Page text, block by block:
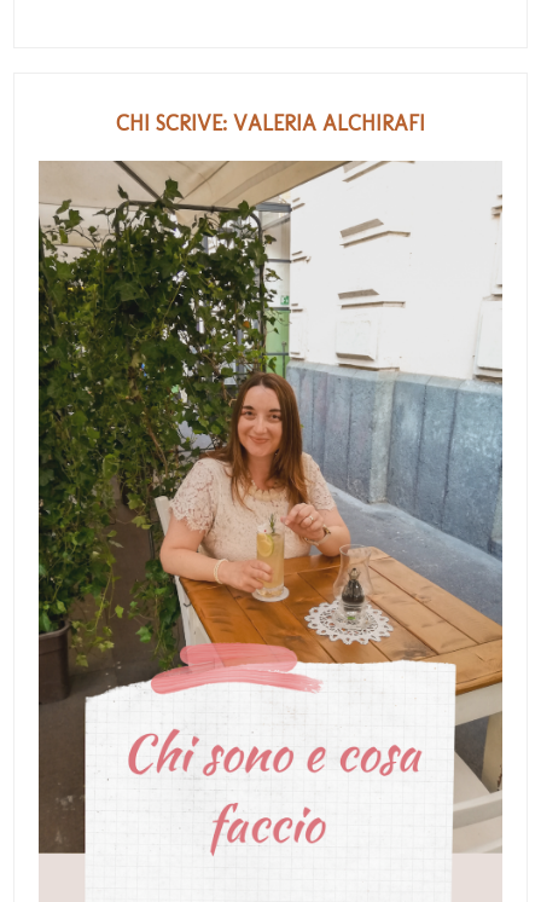
CHI SCRIVE: VALERIA ALCHIRAFI